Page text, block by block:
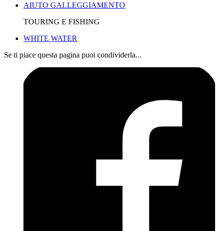
AIUTO GALLEGGIAMENTO
TOURING E FISHING
WHITE WATER
Se ti piace questa pagina puoi condividerla...